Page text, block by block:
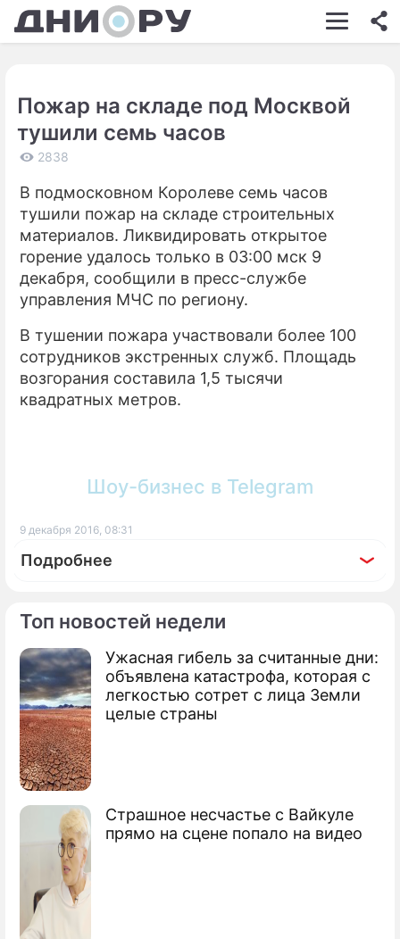
ШОУ-БИЗНЕС
КИНО
ЭКОНОМИКА
ПРОИСШЕСТВИЯ
СОННИК
СТИЛЬ ЖИЗНИ
СЕРИАЛЫ
Топ новостей недели
Ужасная гибель за считанные дни:
объявлена катастрофа, которая с
легкостью сотрет с лица Земли
целые страны
Страшное несчастье с Вайкуле
прямо на сцене попало на видео
Пожар на складе под Москвой
тушили семь часов
2838
В подмосковном Королеве семь часов
тушили пожар на складе строительных
материалов. Ликвидировать открытое
горение удалось только в 03:00 мск 9
декабря, сообщили в пресс-службе
управления МЧС по региону.
В тушении пожара участвовали более 100
сотрудников экстренных служб. Площадь
возгорания составила 1,5 тысячи
квадратных метров.
Шоу-бизнес в Telegram
9 декабря 2016, 08:31
Подробнее